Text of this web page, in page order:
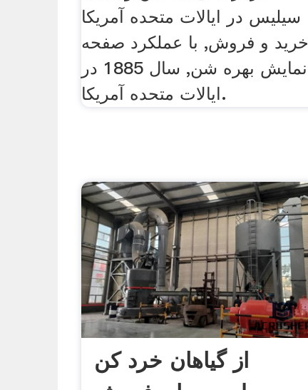
سیلیس در ایالات متحده آمریکا
خرید و فروش, با عملکرد صفحه
نمایش بهره شن, سال 1885 در
ایالات متحده آمریکا.
از گیاهان خرد کن